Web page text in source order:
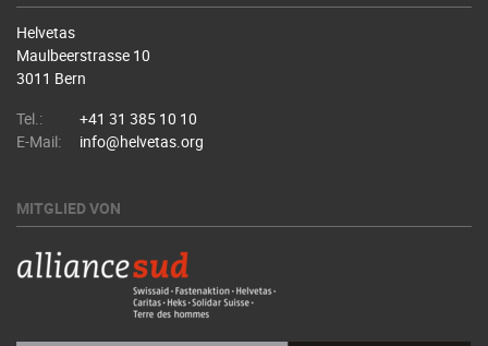
Helvetas
Maulbeerstrasse 10
3011 Bern
Tel.:
+41 31 385 10 10
E-Mail:
info@helvetas.org
MITGLIED VON